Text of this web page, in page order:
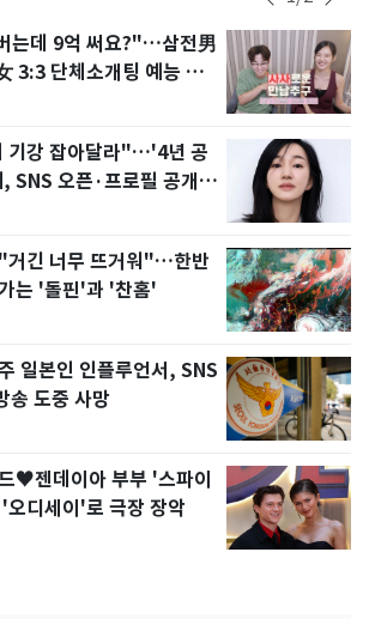
는데 9억 써요?"…삼전男
3:3 단체소개팅 예능 화
기강 잡아달라"…'4년 공
SNS 오픈·프로필 공개
거긴 너무 뜨거워"…한반
는 '돌핀'과 '찬홈'
일본인 인플루언서, SNS
송 도중 사망
♥젠데이아 부부 '스파이
디세이'로 극장 장악